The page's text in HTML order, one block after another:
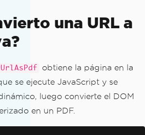
una URL a
obtiene la página en la
se ejecute JavaScript y se
luego convierte el DOM
en un PDF.